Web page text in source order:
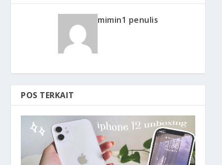
mimin1 penulis
POS TERKAIT